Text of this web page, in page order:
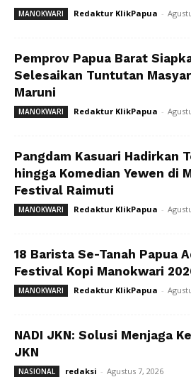
MANOKWARI Redaktur KlikPapua -
Pemprov Papua Barat
Selesaikan Tuntutan
Maruni
MANOKWARI Redaktur KlikPapua -
Pangdam Kasuari Hadirkan
hingga Komedian Yewen di
Festival Raimuti
MANOKWARI Redaktur KlikPapua -
18 Barista Se-Tanah Papua
Festival Kopi Manokwari
MANOKWARI Redaktur KlikPapua -
NADI JKN: Solusi Menjaga
JKN
NASIONAL redaksi - Agustus 7, 2026